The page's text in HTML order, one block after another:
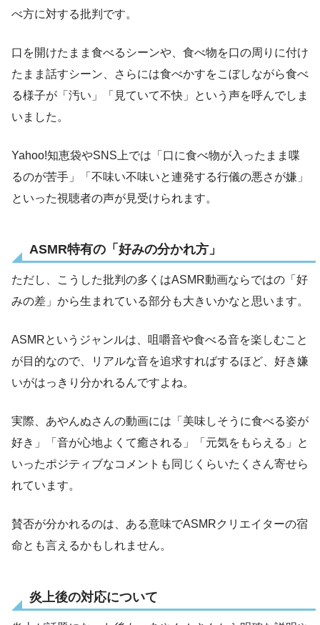
べ方に対する批判です。
口を開けたまま食べるシーンや、食べ物を口の周りに付け
たまま話すシーン、さらには食べかすをこぼしながら食べ
る様子が「汚い」「見ていて不快」という声を呼んでしま
いました。
Yahoo!知恵袋やSNS上では「口に食べ物が入ったまま喋
るのが苦手」「不味い不味いと連発する行儀の悪さが嫌」
といった視聴者の声が見受けられます。
ASMR特有の「好みの分かれ方」
ただし、こうした批判の多くはASMR動画ならではの「好
みの差」から生まれている部分も大きいかなと思います。
ASMRというジャンルは、咀嚼音や食べる音を楽しむこと
が目的なので、リアルな音を追求すればするほど、好き嫌
いがはっきり分かれるんですよね。
実際、あやんぬさんの動画には「美味しそうに食べる姿が
好き」「音が心地よくて癒される」「元気をもらえる」と
いったポジティブなコメントも同じくらいたくさん寄せら
れています。
賛否が分かれるのは、ある意味でASMRクリエイターの宿
命とも言えるかもしれません。
炎上後の対応について